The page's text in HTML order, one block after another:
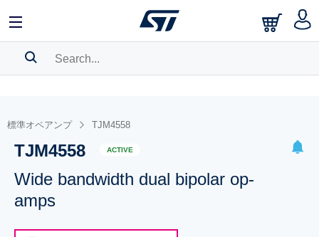
BOOKMARK
Pleaselog into show your saved searches.
標準オペアンプ TJM4558
TJM4558 ACTIVE
Wide bandwidth dual bipolar op-
amps